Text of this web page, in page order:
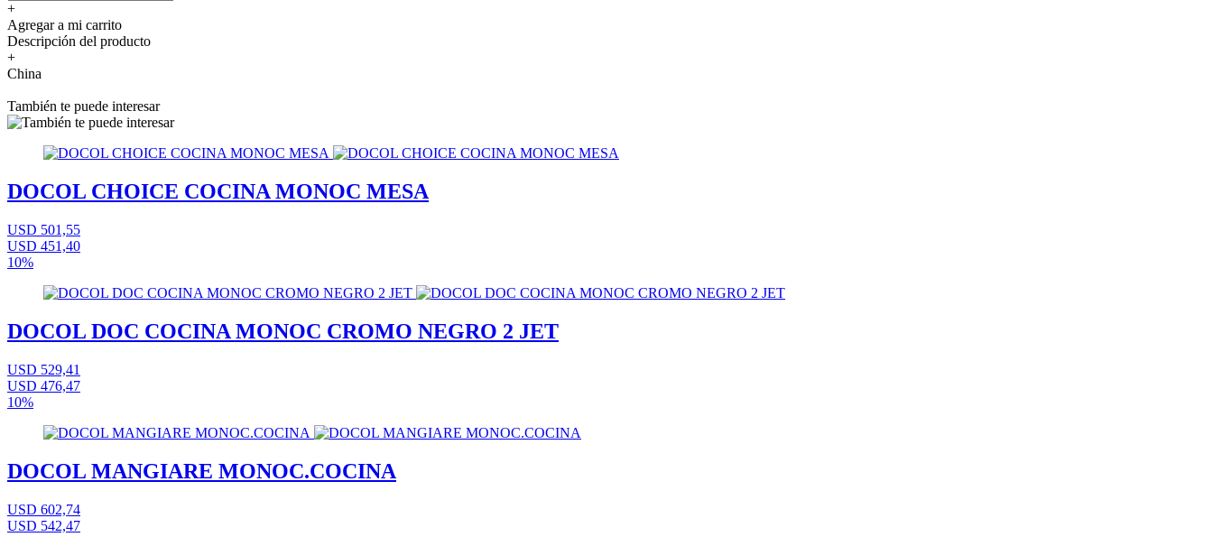
+
Agregar a mi carrito
Descripción del producto
+
China
También te puede interesar
DOCOL CHOICE COCINA MONOC MESA
USD 501,55
USD 451,40
10%
DOCOL DOC COCINA MONOC CROMO NEGRO 2 JET
USD 529,41
USD 476,47
10%
DOCOL MANGIARE MONOC.COCINA
USD 602,74
USD 542,47